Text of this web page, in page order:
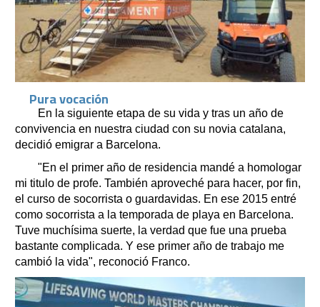
Pura vocación
En la siguiente etapa de su vida y tras un año de
convivencia en nuestra ciudad con su novia catalana,
decidió emigrar a Barcelona.
"En el primer año de residencia mandé a homologar
mi titulo de profe. También aproveché para hacer, por fin,
el curso de socorrista o guardavidas. En ese 2015 entré
como socorrista a la temporada de playa en Barcelona.
Tuve muchísima suerte, la verdad que fue una prueba
bastante complicada. Y ese primer año de trabajo me
cambió la vida", reconoció Franco.